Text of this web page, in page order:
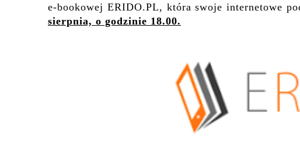
e-bookowej ERIDO.PL, która swoje internetowe
sierpnia, o godzinie 18.00.